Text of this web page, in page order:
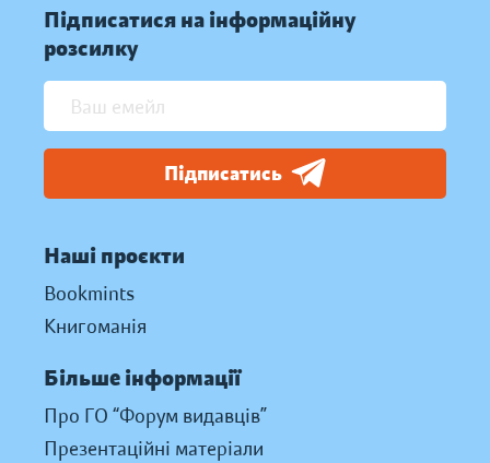
Підписатися на інформаційну
розсилку
Підписатись
Наші проєкти
Bookmints
Книгоманія
Більше інформації
Про ГО “Форум видавців”
Презентаційні матеріали